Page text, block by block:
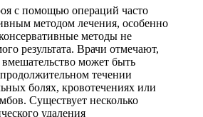
с помощью операций часто
методом лечения, особенно
методы не
результата. Врачи отмечают,
может быть
течении
болях, кровотечениях или
Существует несколько
удаления